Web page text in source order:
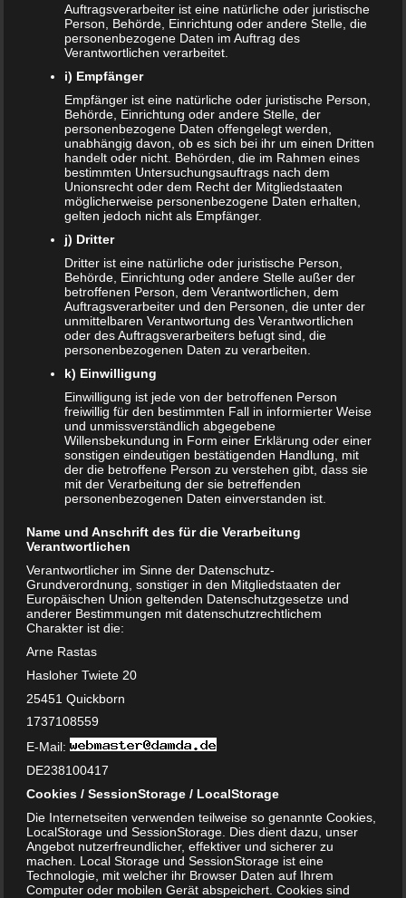
Größen kaufen. Generell kann man aber sagen, dass
Neugeborenen dieKleidungsgrößen 50 bis 56
fast immer
Kinderzimmer einrichten
Selbstverständlich braucht das Kind nicht nur etwas zum
Anziehen, sondern auch ein Kinderzimmer. Die
Einrichtung eines Kinderzimmers ist nicht von heute auf
morgen vollbracht. Die Tapete muss stimmen, vielleicht
soll ein passender Kinderteppich im Zimmer liegen, und
die kindgerechten Möbelstücke müssen auch besorgt
werden. Wenn Sie keine Lust haben, die gängigen
Möbelhäuser abzuklappern, dann empfiehlt sich der
Onlinekauf. Selbst Wickelkommodenkann man ganz
bequem online kaufen. Diese werden zerlegt geliefert und
lassen sich in kurzer Zeit aufbauen. Es empfiehlt sich, die
Einrichtung des Kinderzimmers
Schwangerschaftswoche
Schließlich kommt irgendwann der Punkt, an dem Sie nicht
mehr so beweglich und voller Kraft sind, wie sie es bis
dahin gewohnt waren.
Schnuller, Fläschchen, Lätzchen
und Co
Bei der Beantwortung der Frage, ab wann man
Babysachen kaufen sollte, sollten Sie auch weiteres
Zubehör, wie beispielsweise Schnuller und Fläschchen,
nicht vergessen werden. Denn auch dabei handelt es sich
um wichtiges Zubehör, ohne das eine gute Versorgung des
Babys nicht möglich ist. Am besten Sie kaufen
beziehungsweise bestellen diese Dinge bereits
Schwangerschaftswoche
achten und nur hochwertige Markenware kaufen. Nur
dann kann man davon ausgehen, dass diese Dinge frei
von Schadstoffen sind. Bekannte Marken sind
beispielsweise MAM, NUK und Philips Avent. Am
einfachsten ist es, wenn Sie gleich einErstausstattungsset
kaufen. Damit sollten Sie für die erste Zeit abgedeckt sein.
Auftragsverarbeiter ist eine natürliche oder juristische
Person, Behörde, Einrichtung oder andere Stelle, die
personenbezogene Daten im Auftrag des
Verantwortlichen verarbeitet.
i) Empfänger
Empfänger ist eine natürliche oder juristische Person,
Behörde, Einrichtung oder andere Stelle, der
personenbezogene Daten offengelegt werden,
unabhängig davon, ob es sich bei ihr um einen Dritten
handelt oder nicht. Behörden, die im Rahmen eines
bestimmten Untersuchungsauftrags nach dem
Unionsrecht oder dem Recht der Mitgliedstaaten
möglicherweise personenbezogene Daten erhalten,
gelten jedoch nicht als Empfänger.
j) Dritter
Dritter ist eine natürliche oder juristische Person,
Behörde, Einrichtung oder andere Stelle außer der
betroffenen Person, dem Verantwortlichen, dem
Auftragsverarbeiter und den Personen, die unter der
unmittelbaren Verantwortung des Verantwortlichen
oder des Auftragsverarbeiters befugt sind, die
personenbezogenen Daten zu verarbeiten.
k) Einwilligung
Einwilligung ist jede von der betroffenen Person
freiwillig für den bestimmten Fall in informierter Weise
und unmissverständlich abgegebene
Willensbekundung in Form einer Erklärung oder einer
sonstigen eindeutigen bestätigenden Handlung, mit
der die betroffene Person zu verstehen gibt, dass sie
mit der Verarbeitung der sie betreffenden
personenbezogenen Daten einverstanden ist.
Name und Anschrift des für die Verarbeitung
Verantwortlichen
Verantwortlicher im Sinne der Datenschutz-
Grundverordnung, sonstiger in den Mitgliedstaaten der
Europäischen Union geltenden Datenschutzgesetze und
anderer Bestimmungen mit datenschutzrechtlichem
Charakter ist die:
Arne Rastas
Hasloher Twiete 20
25451 Quickborn
1737108559
E-Mail:
DE238100417
Cookies / SessionStorage / LocalStorage
Die Internetseiten verwenden teilweise so genannte Cookies,
LocalStorage und SessionStorage. Dies dient dazu, unser
Angebot nutzerfreundlicher, effektiver und sicherer zu
machen. Local Storage und SessionStorage ist eine
Technologie, mit welcher ihr Browser Daten auf Ihrem
Computer oder mobilen Gerät abspeichert. Cookies sind